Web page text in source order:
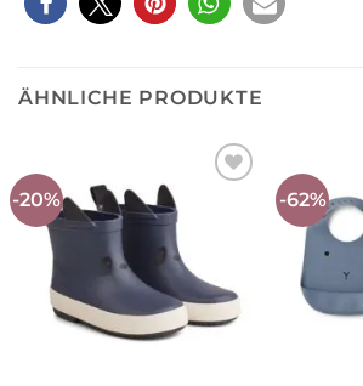
ÄHNLICHE PRODUKTE
-20%
Wunschliste
-62%